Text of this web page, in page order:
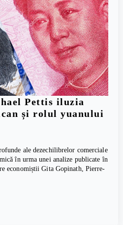
Pettis iluzia
și rolul yuanului
ale dezechilibrelor comerciale
în urma unei analize publicate în
economiștii Gita Gopinath, Pierre-